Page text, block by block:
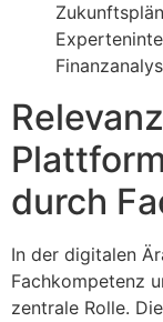
durch
In der digitalen
Fachkompetenz
zentrale Rolle.